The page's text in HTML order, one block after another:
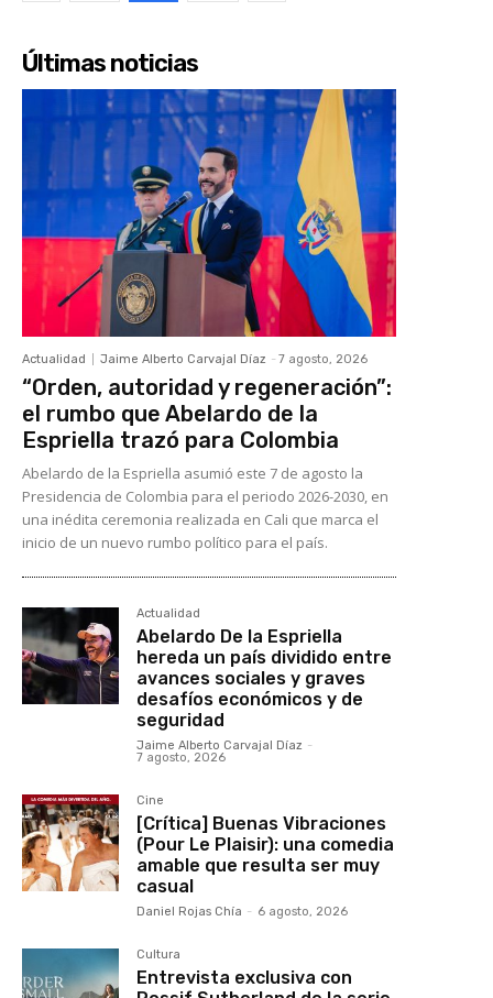
Últimas noticias
Actualidad Jaime Alberto Carvajal Díaz - 7 agosto, 2026
“Orden, autoridad y regeneración”:
el rumbo que Abelardo de la
Espriella trazó para Colombia
Abelardo de la Espriella asumió este 7 de agosto la
Presidencia de Colombia para el periodo 2026-2030, en
una inédita ceremonia realizada en Cali que marca el
inicio de un nuevo rumbo político para el país.
Actualidad
Abelardo De la Espriella
hereda un país dividido entre
avances sociales y graves
desafíos económicos y de
seguridad
Jaime Alberto Carvajal Díaz -
7 agosto, 2026
Cine
[Crítica] Buenas Vibraciones
(Pour Le Plaisir): una comedia
amable que resulta ser muy
casual
Daniel Rojas Chía - 6 agosto, 2026
Cultura
Entrevista exclusiva con